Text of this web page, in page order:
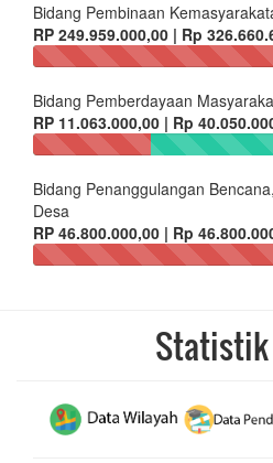
Bidang Pembinaan
RP 249.959.000,00 | Rp
Bidang Pemberdayaan
RP 11.063.000,00 | Rp
Bidang Penanggulangan
Desa
RP 46.800.000,00 | Rp
Statistik